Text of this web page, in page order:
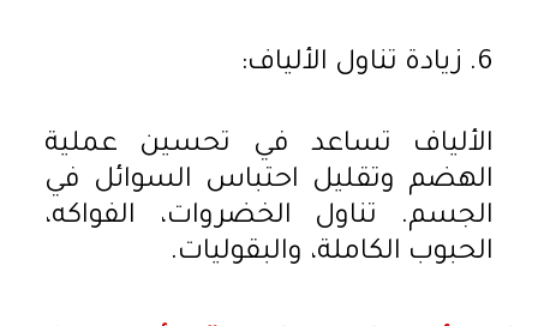
6. زيادة تناول الألياف:
الألياف تساعد في تحسين عملية
الهضم وتقليل احتباس السوائل في
الجسم. تناول الخضروات، الفواكه،
الحبوب الكاملة، والبقوليات.